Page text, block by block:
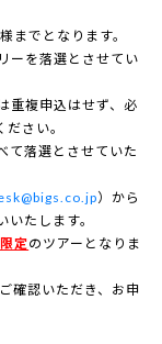
までとなります。
ーを落選とさせてい
重複申込はせず、必
さい。
て落選とさせていた
）から
たします。
定のツアーとなりま
確認いただき、お申